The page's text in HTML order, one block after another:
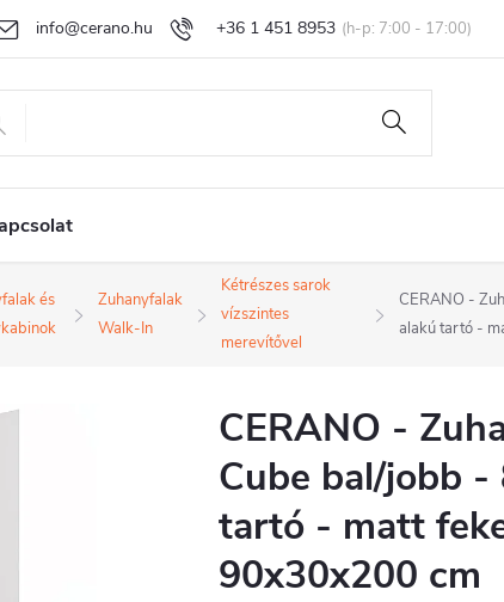
+36 1 451 8953
info@cerano.hu
Egyedi árazás Áru visszaküldése és reklamáció
és
Zuhanyfalak
Walk-In
Kétrészes sarok
vízszintes
merevítővel
CERANO -
alakú tartó -
CERANO -
Cube bal/jobb
tartó - matt
90x30x200 cm